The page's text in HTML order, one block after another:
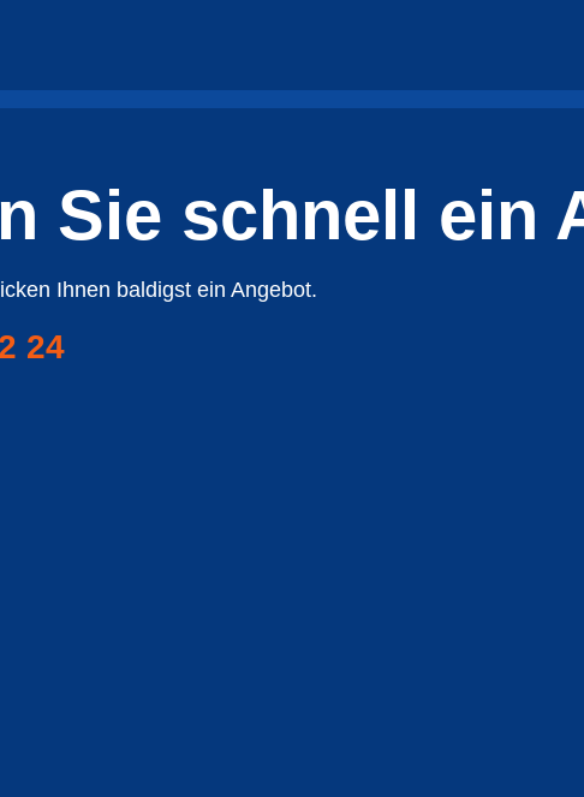
Sie schnell ein
Ihnen baldigst ein Angebot.
24